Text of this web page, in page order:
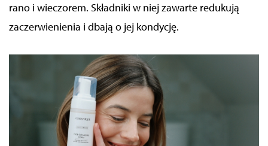
społecznościowego, dostępnego w aplikacji. Partnerzy
mogą udostępniać te informacje z innych urządzeń
korzystania z ich usług.
rano i wieczorem. Składniki w niej zawarte redukują
zaczerwienienia i dbają o jej kondycję.